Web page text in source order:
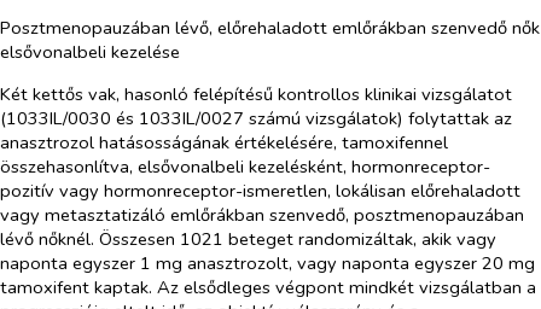
Posztmenopauzában lévő, előrehaladott emlőrákban szenvedő nők
elsővonalbeli kezelése
Két kettős vak, hasonló felépítésű kontrollos klinikai vizsgálatot
(1033IL/0030 és 1033IL/0027 számú vizsgálatok) folytattak az
anasztrozol hatásosságának értékelésére, tamoxifennel
összehasonlítva, elsővonalbeli kezelésként, hormonreceptor-
pozitív vagy hormonreceptor-ismeretlen, lokálisan előrehaladott
vagy metasztatizáló emlőrákban szenvedő, posztmenopauzában
lévő nőknél. Összesen 1021 beteget randomizáltak, akik vagy
naponta egyszer 1 mg anasztrozolt, vagy naponta egyszer 20 mg
tamoxifent kaptak. Az elsődleges végpont mindkét vizsgálatban a